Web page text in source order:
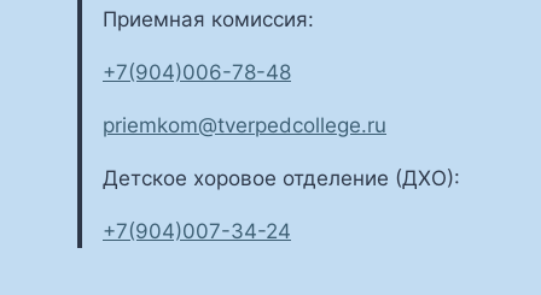
Приемная комиссия:
+7(904)006-78-48
priemkom@tverpedcollege.ru
Детское хоровое отделение (ДХО):
+7(904)007-34-24